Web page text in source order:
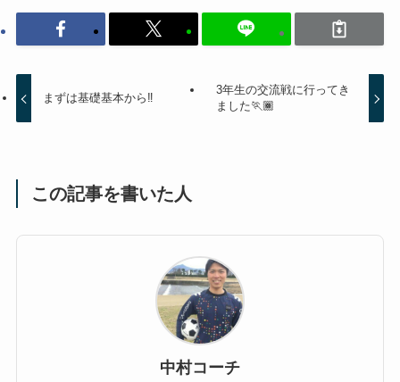
まずは基礎基本から‼️
3年生の交流戦に行ってき
ました🏃🏾
この記事を書いた人
中村コーチ